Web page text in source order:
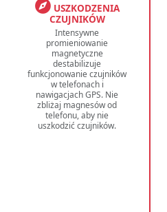
USZKODZENIA
CZUJNIKÓW
Intensywne
promieniowanie
magnetyczne
destabilizuje
funkcjonowanie czujników
w telefonach i
nawigacjach GPS. Nie
zbliżaj magnesów od
telefonu, aby nie
uszkodzić czujników.